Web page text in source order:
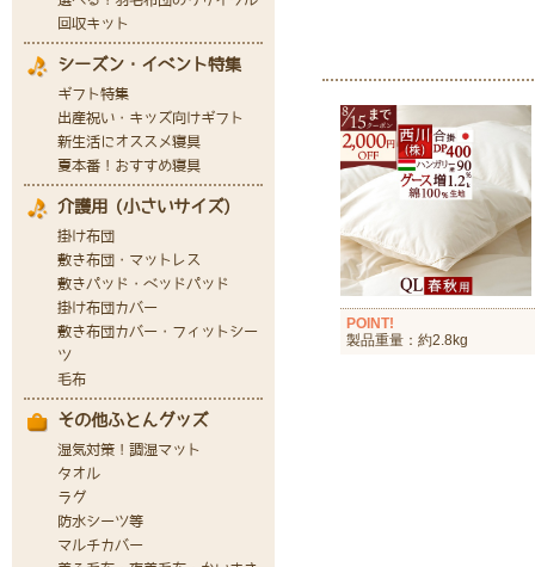
POINT!
製品重量：約2.8kg